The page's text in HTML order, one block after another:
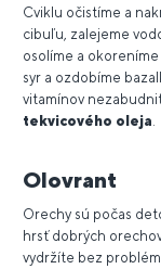
Cviklu očistíme a
cibuľu, zalejeme
osolíme a
syr a ozdobíme
vitamínov
tekvicového oleja
Olovrant
Orechy sú počas
hrsť dobrých
vydržíte bez